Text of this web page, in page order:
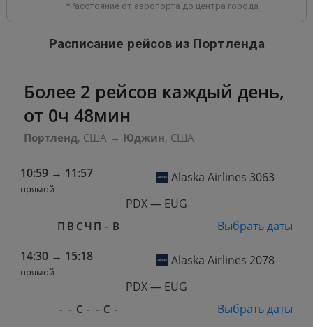
*Расстояние от аэропорта до центра города
Расписание рейсов из Портленда
Более 2 рейсов каждый день,
от 0ч 48мин
Портленд, США → Юджин, США
10:59 → 11:57
прямой
Alaska Airlines 3063
PDX — EUG
П В С Ч П - В
Выбрать даты
14:30 → 15:18
прямой
Alaska Airlines 2078
PDX — EUG
- - С - - С -
Выбрать даты